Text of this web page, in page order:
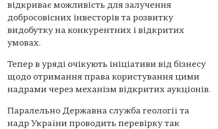
відкриває можливість для залучення
добросовісних інвесторів та розвитку
видобутку на конкурентних і відкритих
умовах.
Тепер в уряді очікують ініціативи від бізнесу
щодо отримання права користування цими
надрами через механізм відкритих аукціонів.
Паралельно Державна служба геології та
надр України проводить перевірку так